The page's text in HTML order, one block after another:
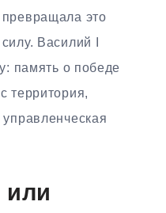
это
Василий I
память о победе
территория,
или